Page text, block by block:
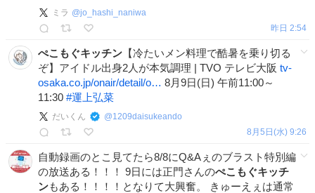
ミラ @jo_hashi_naniwa
昨日 2:54
ぺこもぐキッチン 【冷たいメン料理で酷暑を乗り切る
ぞ】アイドル出身2人が本気調理 | TVO テレビ大阪 tv-
osaka.co.jp/onair/detail/o… 8月9日(日) 午前11:00～
11:30 #運上弘菜
だいくん @1209daisukeando
8月5日(水) 9:26
自動録画のとこ見てたら8/8にQ&Aぇのブラスト特別編
の放送ある！！！ 9日には正門さんのぺこもぐキッチ
ンもある！！！！となりて大興奮。 きゅーえぇは通常